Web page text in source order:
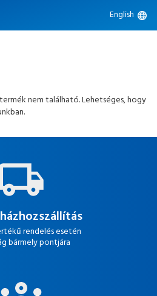
English language
nem található. Lehetséges, hogy
rendelés esetén
bármely pontjára